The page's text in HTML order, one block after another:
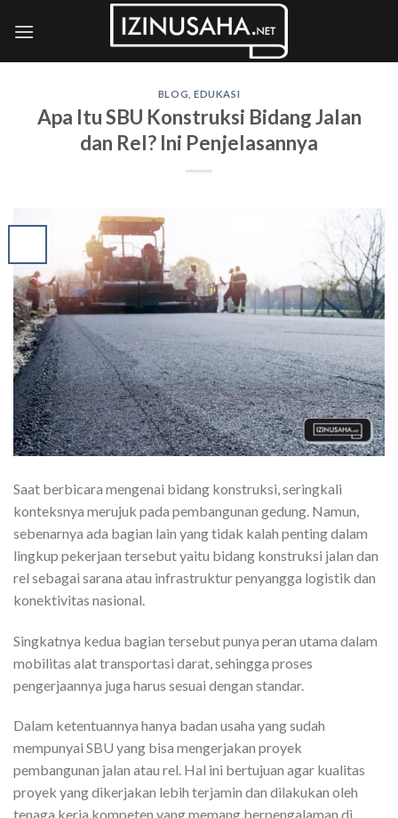
BLOG ,EDUKASI
Apa Itu SBU Konstruksi Bidang Jalan
dan Rel? Ini Penjelasannya
Saat berbicara mengenai bidang konstruksi, seringkali
konteksnya merujuk pada pembangunan gedung. Namun,
sebenarnya ada bagian lain yang tidak kalah penting dalam
lingkup pekerjaan tersebut yaitu bidang konstruksi jalan dan
rel sebagai sarana atau infrastruktur penyangga logistik dan
konektivitas nasional.
Singkatnya kedua bagian tersebut punya peran utama dalam
mobilitas alat transportasi darat, sehingga proses
pengerjaannya juga harus sesuai dengan standar.
Dalam ketentuannya hanya badan usaha yang sudah
mempunyai SBU yang bisa mengerjakan proyek
pembangunan jalan atau rel. Hal ini bertujuan agar kualitas
proyek yang dikerjakan lebih terjamin dan dilakukan oleh
tenaga kerja kompeten yang memang berpengalaman di